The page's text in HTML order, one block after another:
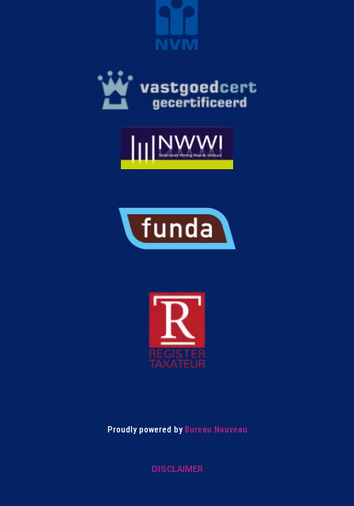
Proudly powered by Bureau Nouveau
DISCLAIMER